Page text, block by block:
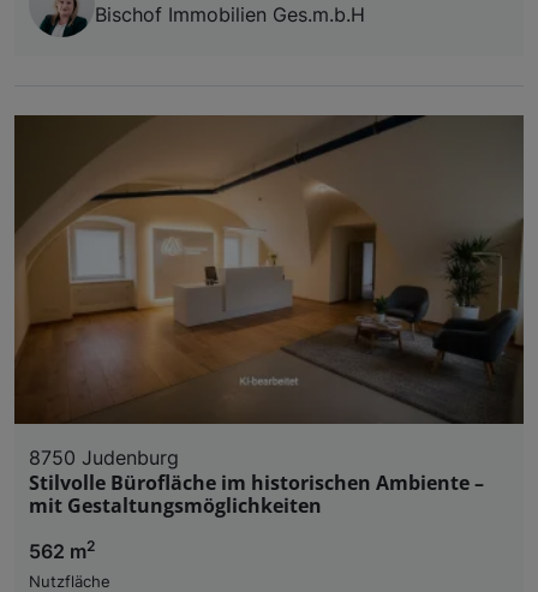
Bischof Immobilien Ges.m.b.H
8750 Judenburg
Stilvolle Bürofläche im historischen Ambiente –
mit Gestaltungsmöglichkeiten
562 m2
Nutzfläche